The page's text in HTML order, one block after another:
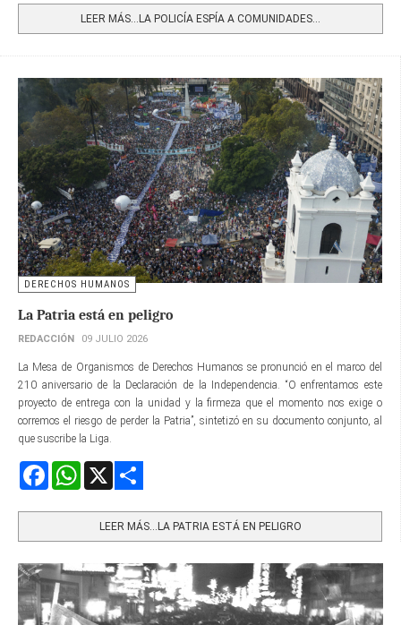
LEER MÁS…LA POLICÍA ESPÍA A COMUNIDADES...
DERECHOS HUMANOS
La Patria está en peligro
REDACCIÓN 09 JULIO 2026
La Mesa de Organismos de Derechos Humanos se pronunció en el marco del
210 aniversario de la Declaración de la Independencia. “O enfrentamos este
proyecto de entrega con la unidad y la firmeza que el momento nos exige o
corremos el riesgo de perder la Patria”, sintetizó en su documento conjunto, al
que suscribe la Liga.
FacebookWhatsApp
LEER MÁS…LA PATRIA ESTÁ EN PELIGRO